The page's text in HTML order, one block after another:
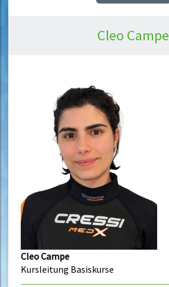
Cleo Campe
Cleo Campe
Kursleitung Basiskurse